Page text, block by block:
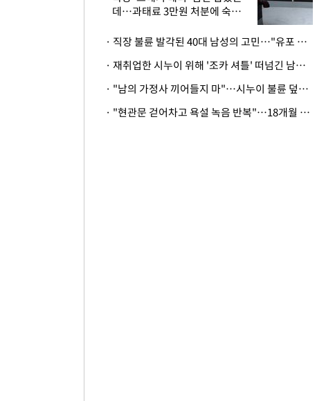
데…과태료 3만원 처분에 숙박업
· 직장 불륜 발각된 40대 남성의 고민…"유포 동료 명예훼손·협박죄 고소 가능할까"
· 재취업한 시누이 위해 '조카 셔틀' 떠넘긴 남편…아내 "난 못한다"
· "남의 가정사 끼어들지 마"…시누이 불륜 덮으려는 남편에 억울한 아내
· "현관문 걷어차고 욕설 녹음 반복"…18개월 아기 키우는 집 뒤흔든 '앞집의 비극'